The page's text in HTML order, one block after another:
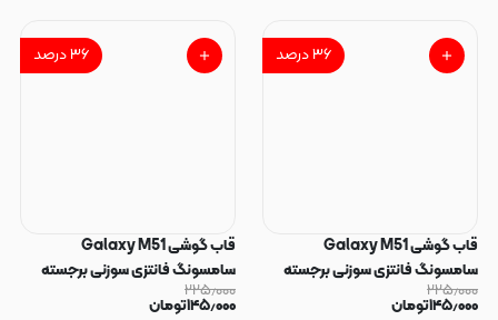
۳۶درصد
قاب گوشی Galaxy M51
سامسونگ فانتزی سوزنی برجسته
طرح پلنگی پاپ سوکت دار کد
۲۲۵٫۰۰۰
۱۴۵٫۰۰۰تومان
۳۶درصد
قاب گوشی Galaxy M51
سامسونگ فانتزی سوزنی برجسته
طرح گربه پاپ سوکت دار کد 128829
۲۲۵٫۰۰۰
۱۴۵٫۰۰۰تومان